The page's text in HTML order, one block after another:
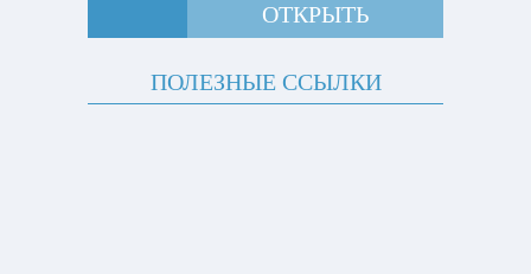
ОТКРЫТЬ
ПОЛЕЗНЫЕ ССЫЛКИ